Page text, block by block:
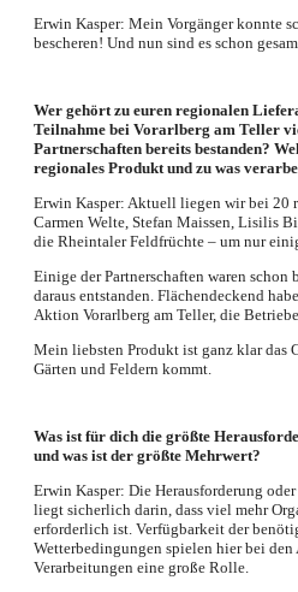
Erwin Kasper: Mein Vorgänger konnte
bescheren! Und nun sind es schon
Wer gehört zu euren regionalen
Teilnahme bei Vorarlberg am Teller
Partnerschaften bereits bestanden?
regionales Produkt und zu was
Erwin Kasper: Aktuell liegen wir bei 20
Carmen Welte, Stefan Maissen, Lisilis
die Rheintaler Feldfrüchte – um nur
Einige der Partnerschaften waren schon
daraus entstanden. Flächendeckend
Aktion Vorarlberg am Teller, die
Mein liebsten Produkt ist ganz klar das
Gärten und Feldern kommt.
Was ist für dich die größte
und was ist der größte Mehrwert?
Erwin Kasper: Die Herausforderung
liegt sicherlich darin, dass viel mehr
erforderlich ist. Verfügbarkeit der
Wetterbedingungen spielen hier bei
Verarbeitungen eine große Rolle.